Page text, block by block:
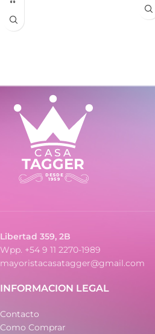
-
Libertad 359, 2B
Wpp. +54 9 11 2270-1989
mayoristacasatagger@gmail.com
INFORMACION LEGAL
Contacto
Como Comprar